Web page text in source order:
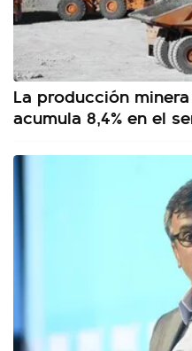
La producción
acumula 8,4% en el